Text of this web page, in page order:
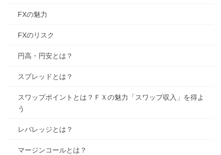
FXの魅力
FXのリスク
円高・円安とは？
スプレッドとは？
スワップポイントとは？ＦＸの魅力「スワップ収入」を得よ
う
レバレッジとは？
マージンコールとは？